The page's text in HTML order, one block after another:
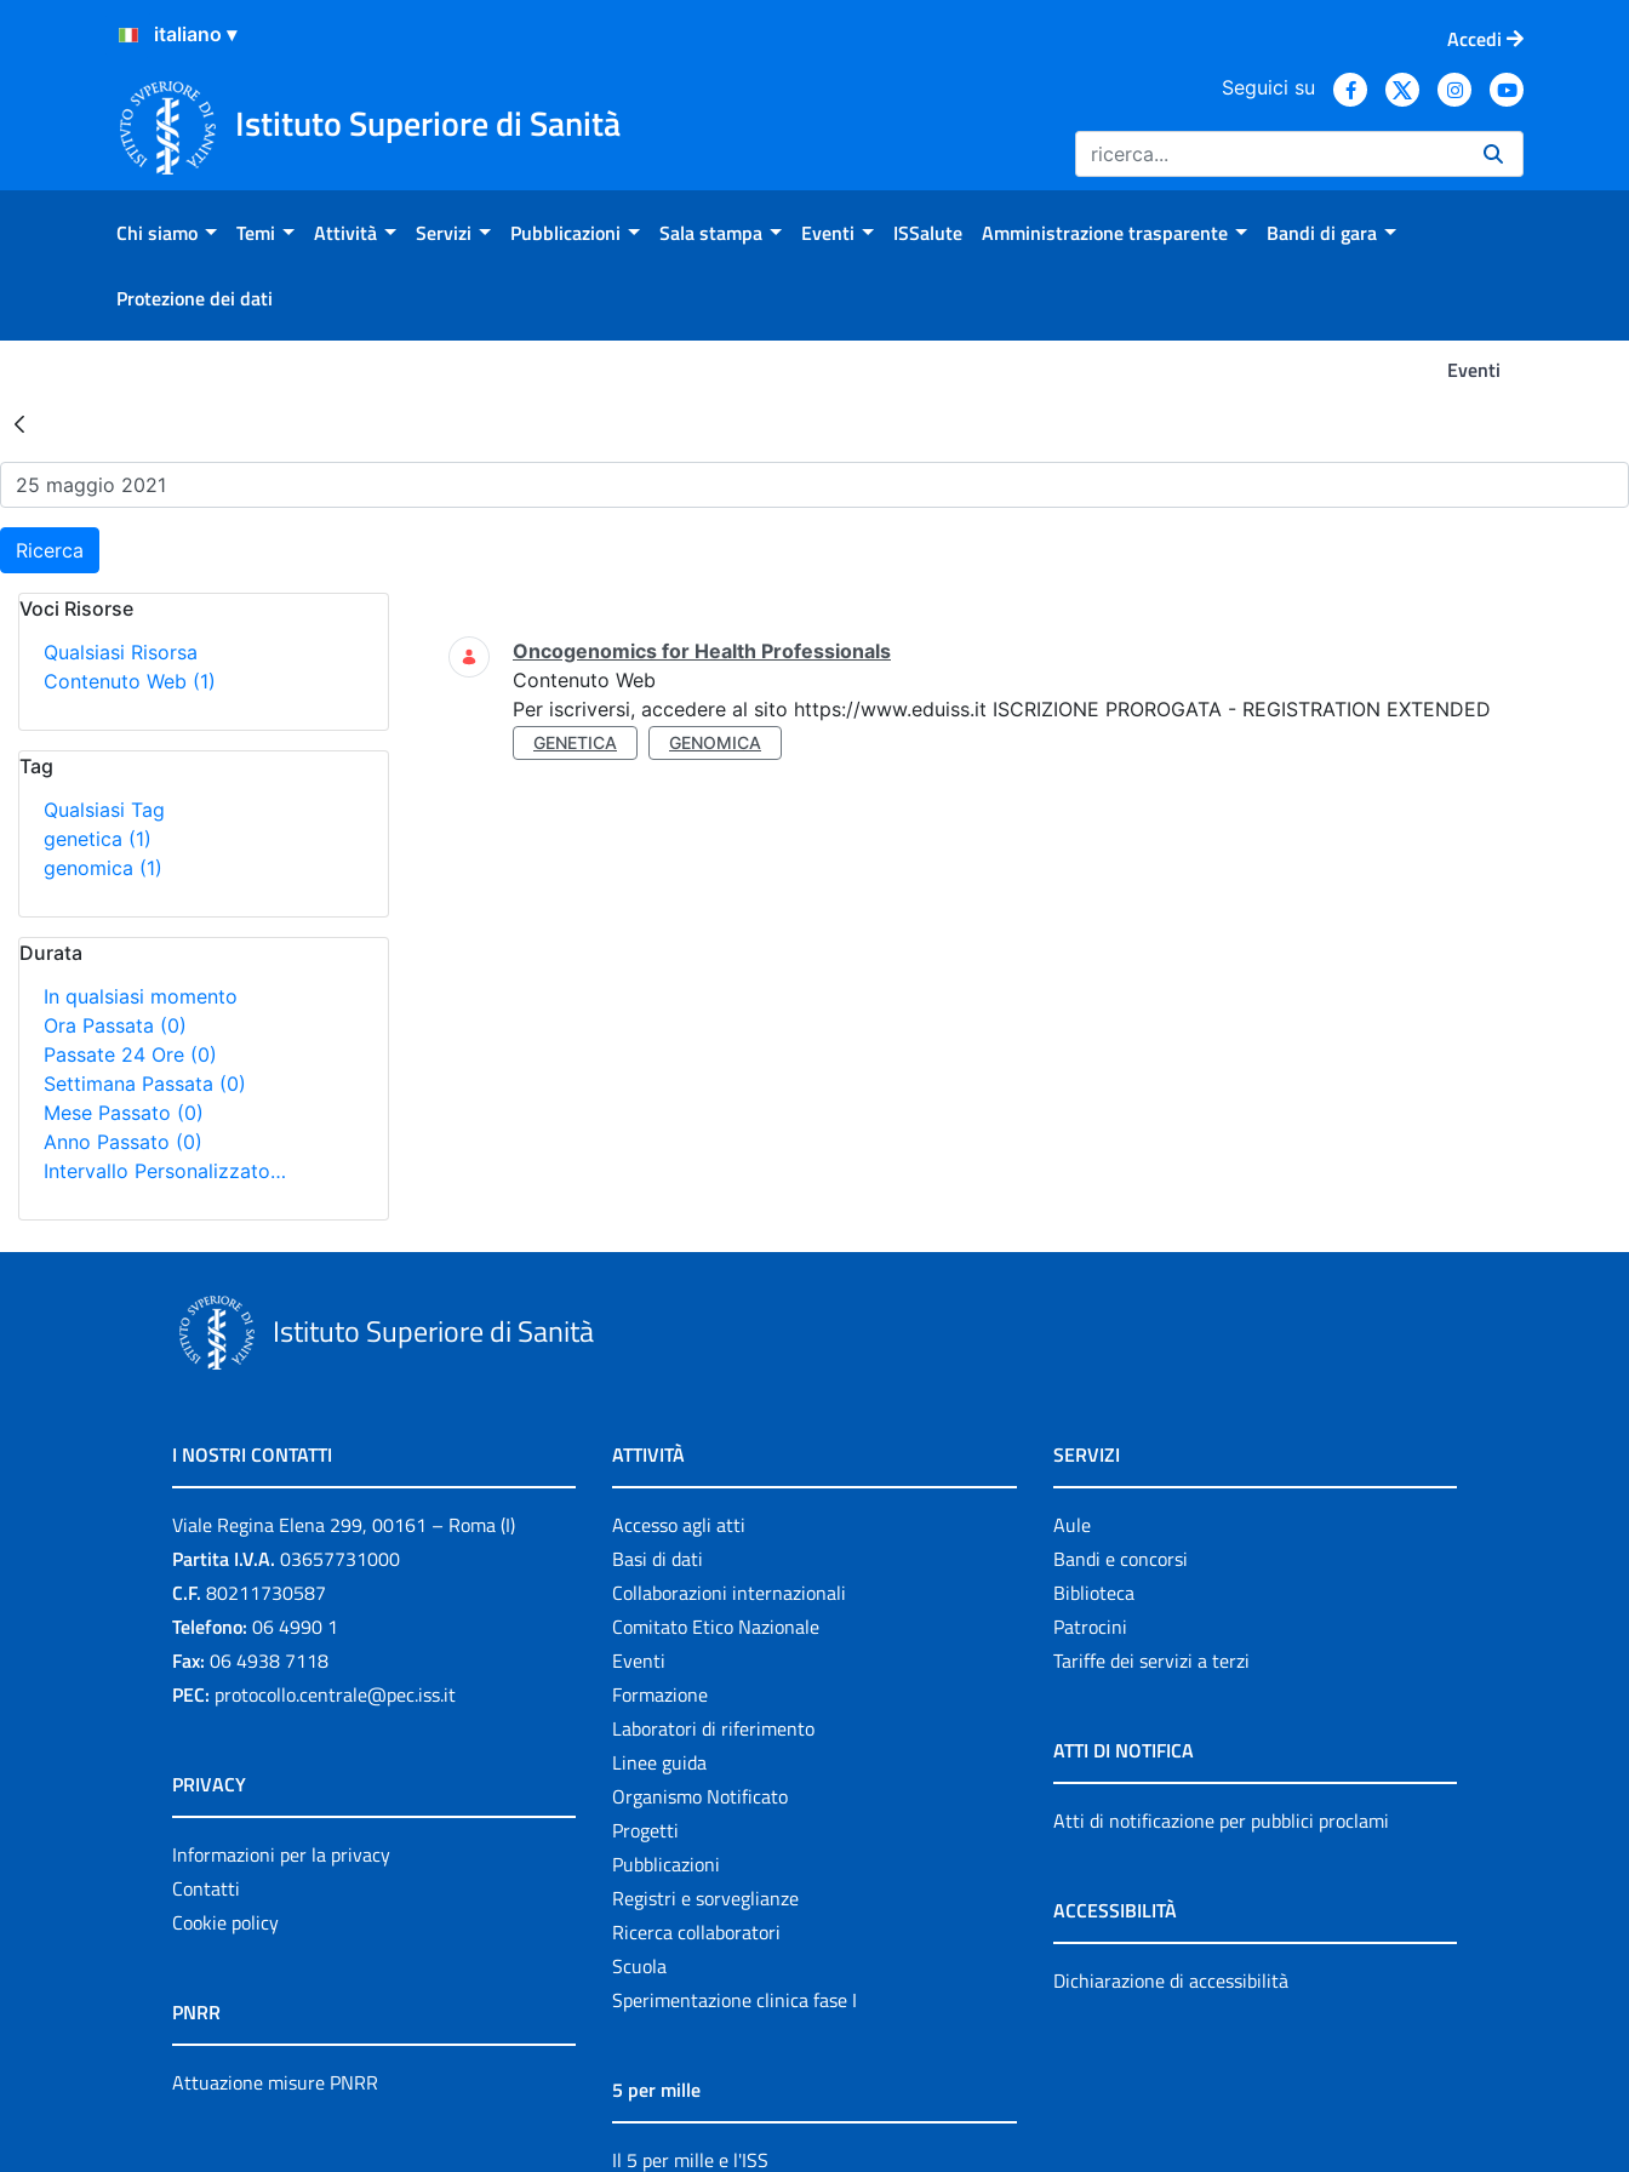
Salta al Contenuto
Salta al Footer
Accedi
Istituto Superiore di Sanità
Seguici su
Chi siamo Temi Attività Servizi Pubblicazioni Sala stampa Eventi ISSalute Amministrazione trasparente Bandi di gara
Protezione dei dati
Eventi
Risultati della Ricerca - Eventi
Ricerca
Voci Risorse
Qualsiasi Risorsa
Contenuto Web (1)
Tag
Qualsiasi Tag
genetica (1)
genomica (1)
Durata
In qualsiasi momento
Ora Passata (0)
Passate 24 Ore (0)
Settimana Passata (0)
Mese Passato (0)
Anno Passato (0)
Intervallo Personalizzato…
Ricerca
Oncogenomics for Health Professionals
Contenuto Web
Per iscriversi, accedere al sito https://www.eduiss.it ISCRIZIONE PROROGATA - REGISTRATION EXTENDED
GENETICA GENOMICA
Istituto Superiore di Sanità
I NOSTRI CONTATTI
Viale Regina Elena 299, 00161 – Roma (I)
Partita I.V.A. 03657731000
C.F. 80211730587
Telefono: 06 4990 1
Fax: 06 4938 7118
PEC: protocollo.centrale@pec.iss.it
PRIVACY
Informazioni per la privacy
Contatti
Cookie policy
PNRR
Attuazione misure PNRR
ATTIVITÀ
Accesso agli atti
Basi di dati
Collaborazioni internazionali
Comitato Etico Nazionale
Eventi
Formazione
Laboratori di riferimento
Linee guida
Organismo Notificato
Progetti
Pubblicazioni
Registri e sorveglianze
Ricerca collaboratori
Scuola
Sperimentazione clinica fase I
5 per mille
Il 5 per mille e l'ISS
SERVIZI
Aule
Bandi e concorsi
Biblioteca
Patrocini
Tariffe dei servizi a terzi
ATTI DI NOTIFICA
Atti di notificazione per pubblici proclami
ACCESSIBILITÀ
Dichiarazione di accessibilità